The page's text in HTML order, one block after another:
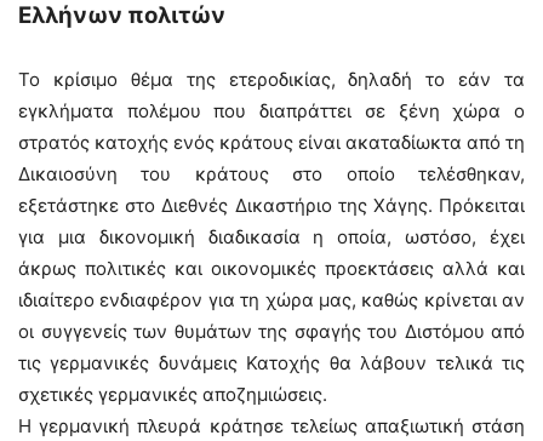
Ελλήνων πολιτών
Το κρίσιμο θέμα της ετεροδικίας, δηλαδή το εάν τα
εγκλήματα πολέμου που διαπράττει σε ξένη χώρα ο
στρατός κατοχής ενός κράτους είναι ακαταδίωκτα από τη
Δικαιοσύνη του κράτους στο οποίο τελέσθηκαν,
εξετάστηκε στο Διεθνές Δικαστήριο της Χάγης. Πρόκειται
για μια δικονομική διαδικασία η οποία, ωστόσο, έχει
άκρως πολιτικές και οικονομικές προεκτάσεις αλλά και
ιδιαίτερο ενδιαφέρον για τη χώρα μας, καθώς κρίνεται αν
οι συγγενείς των θυμάτων της σφαγής του Διστόμου από
τις γερμανικές δυνάμεις Κατοχής θα λάβουν τελικά τις
σχετικές γερμανικές αποζημιώσεις.
Η γερμανική πλευρά κράτησε τελείως απαξιωτική στάση